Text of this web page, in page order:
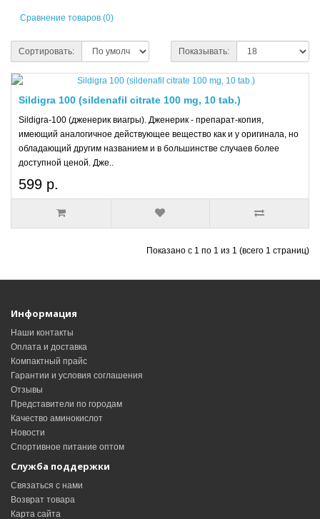
Сравнение товаров (0)
Сортировать: Показывать:
Sildigra 100 (sildenafil citrate 100 mg, 10 tab.)
Sildigra-100 (дженерик виагры). Дженерик - препарат-копия,
имеющий аналогичное действующее вещество как и у оригинала, но
обладающий другим названием и в большинстве случаев более
доступной ценой. Дже..
599 р.
Показано с 1 по 1 из 1 (всего 1 страниц)
Информация
Наши контакты
Оплата и доставка
Компактный прайс
Гарантии и условия соглашения
Отзывы
Представители по городам
Качество аминокислот
Новости
Спортивное питание оптом
Служба поддержки
Связаться с нами
Возврат товара
Карта сайта